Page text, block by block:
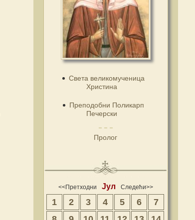
Света великомученица
Христина
Преподобни Поликарп
Печерски
Пролог
<<Претходни Јул Следећи>>
1 2 3 4 5 6
7